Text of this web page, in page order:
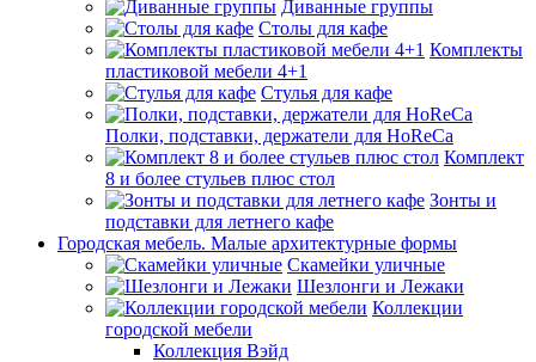
Диванные группы
Столы для кафе
Комплекты
пластиковой мебели 4+1
Стулья для кафе
Полки, подставки, держатели для HoReCa
Комплект
8 и более стульев плюс стол
Зонты и
подставки для летнего кафе
Городская мебель. Малые архитектурные формы
Скамейки уличные
Шезлонги и Лежаки
Коллекции
городской мебели
Коллекция Вэйд